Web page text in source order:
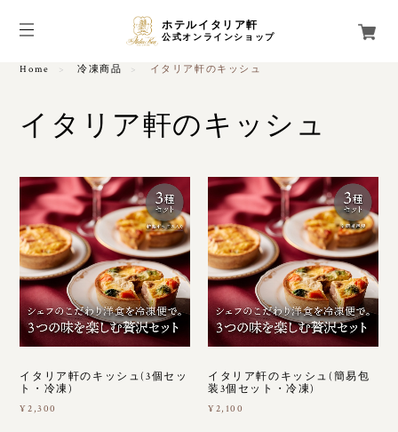
ホテルイタリア軒
公式オンラインショップ
Home 冷凍商品 イタリア軒のキッシュ
イタリア軒のキッシュ
イタリア軒のキッシュ(3個セッ
ト・冷凍)
¥2,300
イタリア軒のキッシュ(簡易包
装3個セット・冷凍)
¥2,100